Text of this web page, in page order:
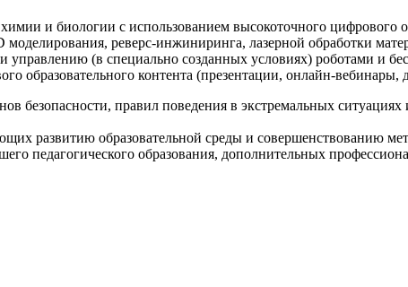
и биологии с использованием высокоточного цифрового
реверс-инжиниринга, лазерной обработки
(в специально созданных условиях) роботами и
образовательного контента (презентации, онлайн-
безопасности, правил поведения в экстремальных
развитию образовательной среды и совершенствованию
педагогического образования, дополнительных